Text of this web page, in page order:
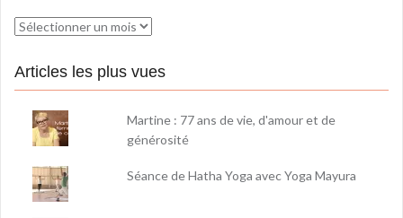
Archives
Articles les plus vues
Martine : 77 ans de vie, d'amour et de
générosité
Séance de Hatha Yoga avec Yoga Mayura